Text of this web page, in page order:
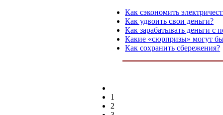
Как сэкономить
Как удвоить свои деньги?
Как зарабатывать деньги с
Какие «сюрпризы» могут
Как сохранить сбережения?
1
2